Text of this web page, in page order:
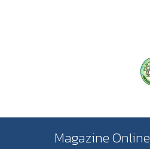
Magazine Online